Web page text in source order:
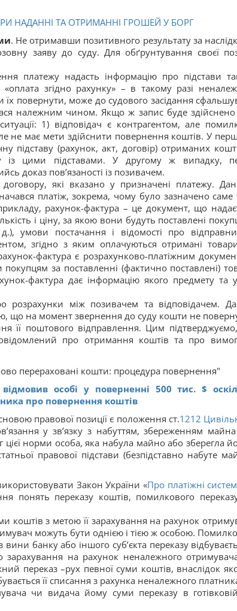
НАДАННІ ТА ОТРИМАННІ ГРОШЕЙ У БОРГ
. Не отримавши позитивного результату за
заяву до суду. Для обґрунтування своєї
платежу надасть інформацію про підстави
згідно рахунку» – в такому разі
повернути, може до судового засідання
належним чином. Якщо ж запис буде
1) відповідач є контрагентом, але
не має мети здійснити повернення коштів. У
підставу (рахунок, акт, договір) отриманих
із цими підставами. У другому ж випадку,
доказ пов’язаності із позивачем.
які вказано у призначені платежу.
платіж, зокрема, чому було зазначено саме
рахунок-фактура – це документ, що
і ціну, за якою вони будуть поставлені
умови постачання і відомості про
згідно з яким оплачуються отримані
фактура є розрахунково-платіжним
за поставленні (фактично поставлені)
фактура дає інформацію якого предмету та
між позивачем та відповідачем.
що на момент звернення до суду кошти не
її поштового відправлення. Цим
про отримання коштів та про
особі у поверненні 500 тис. $
про повернення коштів
правової позиції є положення ст.1212
у зв’язку з набуттям, збереженням
цієї норми особа, яка набула майно або зберегла
правової підстави (безпідставно набуте
Закон України «Про платіжні
понять переказу коштів, помилкового
коштів з метою її зарахування на рахунок
можуть бути однією і тією ж особою.
банку або іншого суб’єкта переказу
на рахунок неналежного
переказ –рух певної суми коштів, внаслідок
її списання з рахунка неналежного
чи видача йому суми переказу в